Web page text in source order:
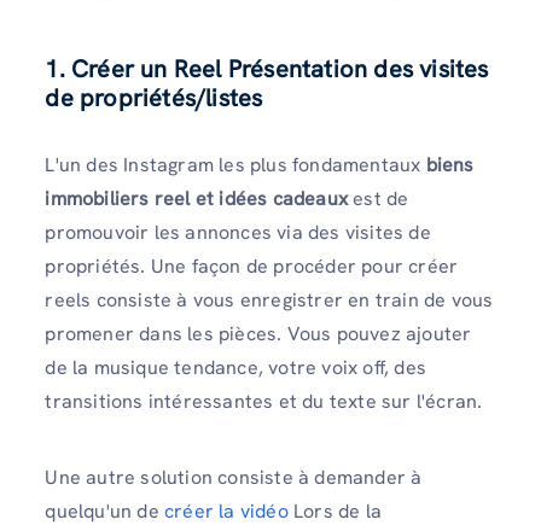
1. Créer un Reel Présentation des visites
de propriétés/listes
L'un des Instagram les plus fondamentaux biens
immobiliers reel et idées cadeauxest de
promouvoir les annonces via des visites de
propriétés. Une façon de procéder pour créer
reels consiste à vous enregistrer en train de vous
promener dans les pièces. Vous pouvez ajouter
de la musique tendance, votre voix off, des
transitions intéressantes et du texte sur l'écran.
Une autre solution consiste à demander à
quelqu'un de créer la vidéoLors de la